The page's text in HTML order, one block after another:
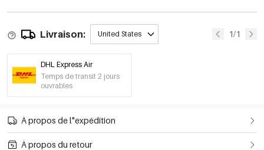
Livraison: United States 1/1
DHL Express Air
Temps de transit 2 jours
ouvrables
À propos de l"expédition
À propos du retour